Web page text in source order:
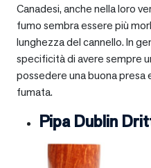
Canadesi, anche nella loro
fumo sembra essere più
lunghezza del cannello. In
specificità di avere sempre
possedere una buona presa
fumata.
Pipa Dublin